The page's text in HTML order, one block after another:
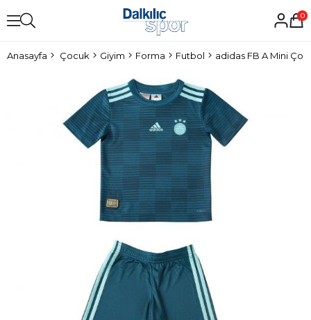
0
Anasayfa Çocuk Giyim Forma Futbol adidas FB A Mini